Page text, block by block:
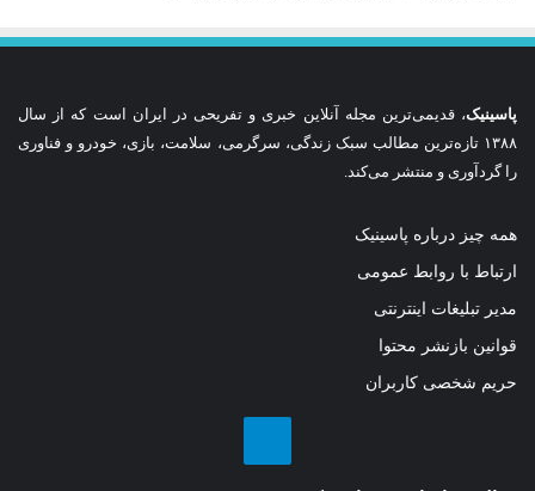
پاسینیک، قدیمی‌ترین مجله آنلاین خبری و تفریحی در ایران است که از سال
۱۳۸۸ تازه‌ترین مطالب سبک زندگی، سرگرمی، سلامت، بازی، خودرو و فناوری
را گردآوری و منتشر می‌کند.
همه چیز درباره پاسینیک
ارتباط با روابط عمومی
مدیر تبلیغات اینترنتی
قوانین بازنشر محتوا
حریم شخصی کاربران